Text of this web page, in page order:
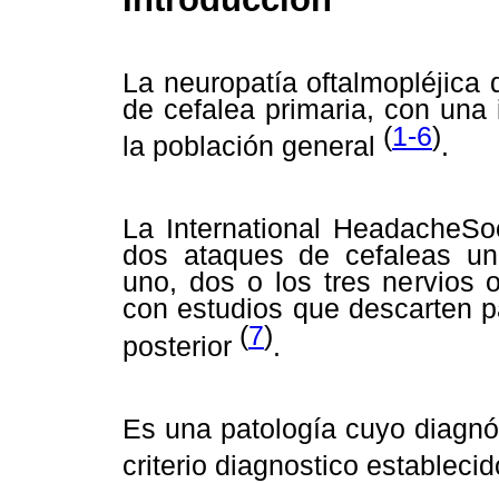
La neuropatía oftalmopléjica
de cefalea primaria, con
la población general (1-6).
La International
dos ataques de cefaleas
uno, dos o los tres nervios
con estudios que descarten
posterior (7).
Es una patología cuyo
criterio diagnostico